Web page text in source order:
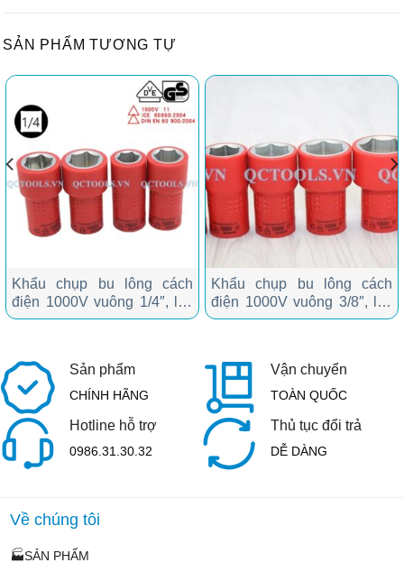
SẢN PHẨM TƯƠNG TỰ
Khẩu chụp bu lông cách
điện 1000V vuông 1/4″, lục
giác 14 mm
Khẩu chụp bu lông cách
điện 1000V vuông 3/8″, lục
giác 16 mm
Sản phẩm
CHÍNH HÃNG
Vận chuyển
TOÀN QUỐC
Hotline hỗ trợ
0986.31.30.32
Thủ tục đổi trả
DỄ DÀNG
Về chúng tôi
🏭SẢN PHẨM